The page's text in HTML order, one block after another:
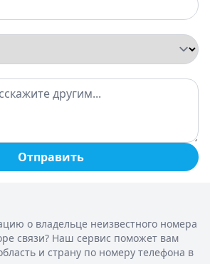
Отправить
о владельце неизвестного номера
связи? Наш сервис поможет вам
и страну по номеру телефона в